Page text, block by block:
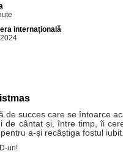
internațională
de succes care se întoarce
de cântat și, între timp, îi
a-și recâștiga fostul
uri!